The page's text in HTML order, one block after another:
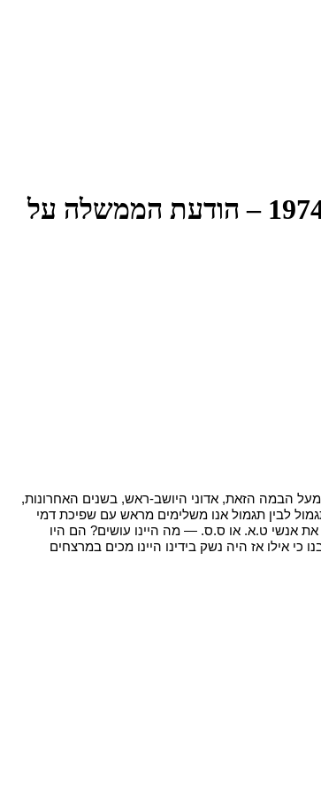
הישיבה הארבעים-ושבע של הכנסת השמינית – יום שני כ״ח אייר תשל״ד 20 מאי 1974 – הודעת הממשלה על
מעל הבמה הזאת, אדוני היושב-ראש, בשנים האחרונות,
לבין תגמול אנו משלימים מראש עם שפיכת דמי
את אנשי ט.א. או ס.ס. — מה היינו עושים? הם היו
אילו אז היה נשק בידינו היינו מכים במרצחים